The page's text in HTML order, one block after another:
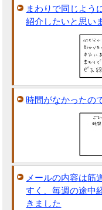
まわりで同じよう
紹介したいと思い
時間がなかったの
メールの内容は筋
すく、毎週の途中
きました